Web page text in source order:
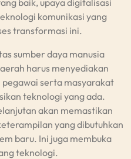
baik, upaya digitalisasi
komunikasi yang
transformasi ini.
sumber daya manusia
harus menyediakan
serta masyarakat
teknologi yang ada.
akan memastikan
yang dibutuhkan
baru. Ini juga membuka
teknologi.